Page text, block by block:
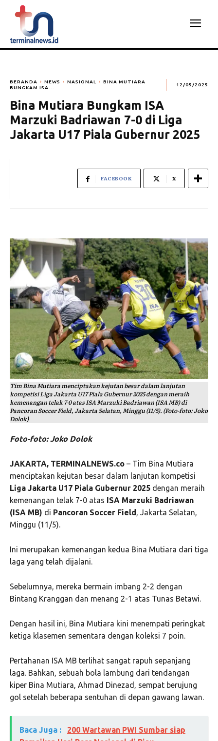
BERANDA NEWS NASIONAL
BINA MUTIARA
BUNGKAM ISA...
12/05/2025
Bina Mutiara Bungkam ISA
Marzuki Badriawan 7-0 di Liga
Jakarta U17 Piala Gubernur 2025
FACEBOOK X
Tim Bina Mutiara menciptakan kejutan besar dalam lanjutan
kompetisi Liga Jakarta U17 Piala Gubernur 2025 dengan meraih
kemenangan telak 7-0 atas ISA Marzuki Badriawan (ISA MB) di
Pancoran Soccer Field, Jakarta Selatan, Minggu (11/5). (Foto-foto: Joko
Dolok)
Foto-foto: Joko Dolok
JAKARTA, TERMINALNEWS.co – Tim Bina Mutiara
menciptakan kejutan besar dalam lanjutan kompetisi
Liga Jakarta U17 Piala Gubernur 2025 dengan meraih
kemenangan telak 7-0 atas ISA Marzuki Badriawan
(ISA MB) di Pancoran Soccer Field, Jakarta Selatan,
Minggu (11/5).
Ini merupakan kemenangan kedua Bina Mutiara dari tiga
laga yang telah dijalani.
Sebelumnya, mereka bermain imbang 2-2 dengan
Bintang Kranggan dan menang 2-1 atas Tunas Betawi.
Dengan hasil ini, Bina Mutiara kini menempati peringkat
ketiga klasemen sementara dengan koleksi 7 poin.
Pertahanan ISA MB terlihat sangat rapuh sepanjang
laga. Bahkan, sebuah bola lambung dari tendangan
kiper Bina Mutiara, Ahmad Dinezad, sempat berujung
gol setelah beberapa sentuhan di depan gawang lawan.
Baca Juga :
200 Wartawan PWI Sumbar siap